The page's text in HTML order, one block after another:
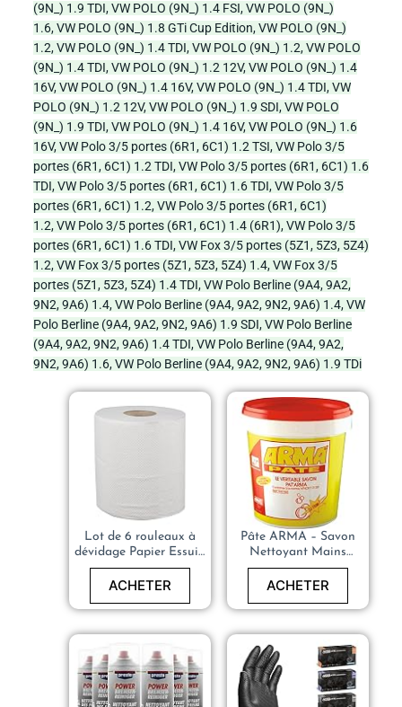
(9N_) 1.9 TDI,VW POLO (9N_) 1.4 FSI,VW POLO (9N_)
1.6,VW POLO (9N_) 1.8 GTi Cup Edition,VW POLO (9N_)
1.2,VW POLO (9N_) 1.4 TDI,VW POLO (9N_) 1.2,VW POLO
(9N_) 1.4 TDI,VW POLO (9N_) 1.2 12V,VW POLO (9N_) 1.4
16V,VW POLO (9N_) 1.4 16V,VW POLO (9N_) 1.4 TDI,VW
POLO (9N_) 1.2 12V,VW POLO (9N_) 1.9 SDI,VW POLO
(9N_) 1.9 TDI,VW POLO (9N_) 1.4 16V,VW POLO (9N_) 1.6
16V,VW Polo 3/5 portes (6R1, 6C1) 1.2 TSI,VW Polo 3/5
portes (6R1, 6C1) 1.2 TDI,VW Polo 3/5 portes (6R1, 6C1) 1.6
TDI,VW Polo 3/5 portes (6R1, 6C1) 1.6 TDI,VW Polo 3/5
portes (6R1, 6C1) 1.2,VW Polo 3/5 portes (6R1, 6C1)
1.2,VW Polo 3/5 portes (6R1, 6C1) 1.4 (6R1),VW Polo 3/5
portes (6R1, 6C1) 1.6 TDI,VW Fox 3/5 portes (5Z1, 5Z3, 5Z4)
1.2,VW Fox 3/5 portes (5Z1, 5Z3, 5Z4) 1.4,VW Fox 3/5
portes (5Z1, 5Z3, 5Z4) 1.4 TDI,VW Polo Berline (9A4, 9A2,
9N2, 9A6) 1.4,VW Polo Berline (9A4, 9A2, 9N2, 9A6) 1.4,VW
Polo Berline (9A4, 9A2, 9N2, 9A6) 1.9 SDI,VW Polo Berline
(9A4, 9A2, 9N2, 9A6) 1.4 TDI,VW Polo Berline (9A4, 9A2,
9N2, 9A6) 1.6,VW Polo Berline (9A4, 9A2, 9N2, 9A6) 1.9 TDi
Lot de 6 rouleaux à
dévidage Papier Essuie
tout Mécanicien
ACHETER
Pâte ARMA – Savon
Nettoyant Mains
Mécanique – 750g
ACHETER